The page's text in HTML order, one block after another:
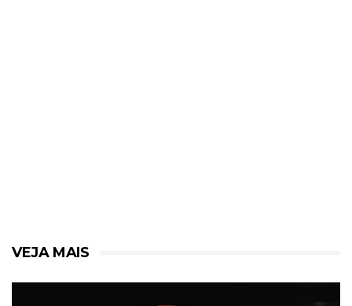
VEJA MAIS